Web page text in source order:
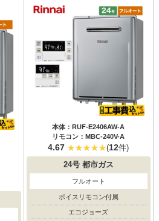
本体：RUF-E2406AW-A
リモコン：MBC-240V-A
4.67 (12件)
24号都市ガス
フルオート
ボイスリモコン付属
エコジョーズ